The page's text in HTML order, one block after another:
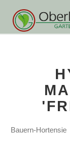
Bauern-Hortensie